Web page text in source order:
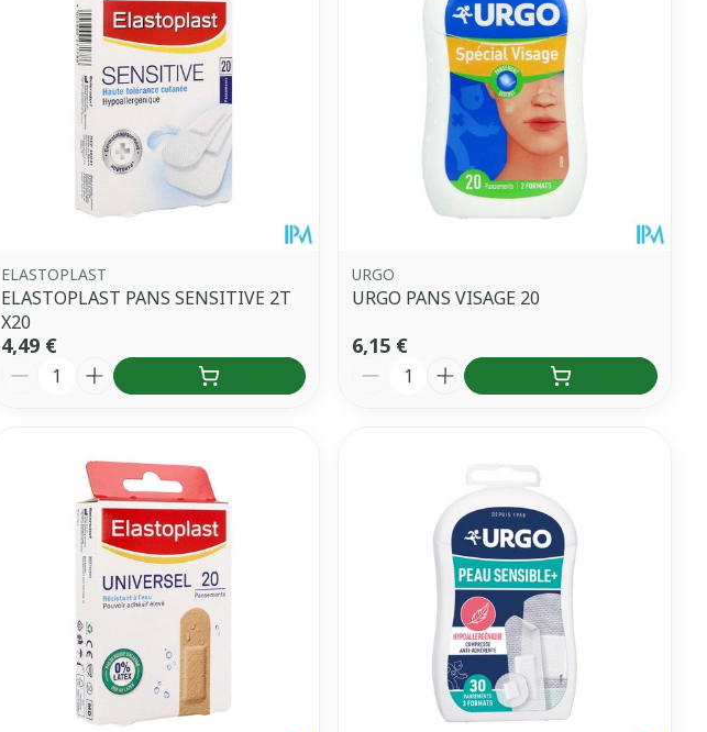
ELASTOPLAST
ELASTOPLAST PANS SENSITIVE 2T
X20
4,49 €
Quantité
URGO
URGO PANS VISAGE 20
6,15 €
Quantité